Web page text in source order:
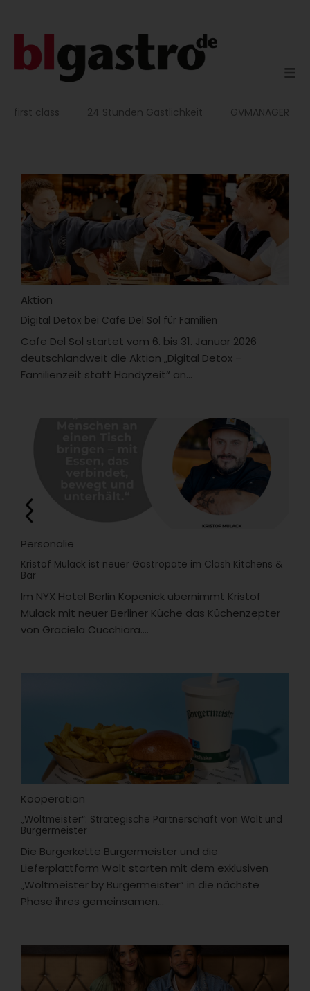
first class 24 Stunden Gastlichkeit GVMANAGER
Aktion
Digital Detox bei Cafe Del Sol für Familien
Cafe Del Sol startet vom 6. bis 31. Januar 2026
deutschlandweit die Aktion „Digital Detox –
Familienzeit statt Handyzeit“ an...
Personalie
Kristof Mulack ist neuer Gastropate im Clash Kitchens &
Bar
Im NYX Hotel Berlin Köpenick übernimmt Kristof
Mulack mit neuer Berliner Küche das Küchenzepter
von Graciela Cucchiara....
Kooperation
„Woltmeister“: Strategische Partnerschaft von Wolt und
Burgermeister
Die Burgerkette Burgermeister und die
Lieferplattform Wolt starten mit dem exklusiven
„Woltmeister by Burgermeister“ in die nächste
Phase ihres gemeinsamen...